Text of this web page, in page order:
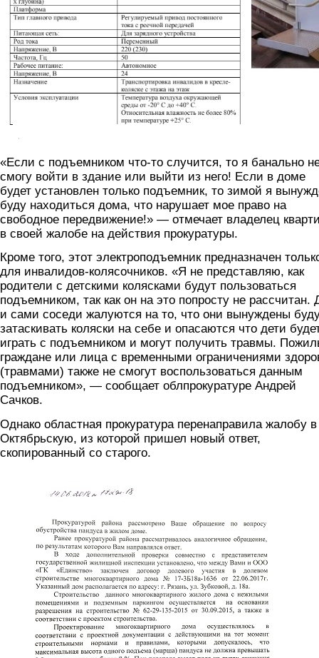
«Если с подъемником что-то случится, то я банально
смогу войти в здание или выйти из него! Если в доме
будет установлен только подъемник, то зимой я
буду находиться дома, что нарушает мое право на
свободное передвижение!» — отмечает владелец
в своей жалобе на действия прокуратуры.
Кроме того, этот электроподъемник предназначен
для инвалидов-колясочников. «Я не представляю, как
родители с детскими колясками будут пользоваться
подъемником, так как он на это попросту не рассчитан.
и сами соседи жалуются на то, что они вынуждены
затаскивать коляски на себе и опасаются что дети
играть с подъемником и могут получить травмы.
граждане или лица с временными ограничениями
(травмами) также не смогут воспользоваться данным
подъемником», — сообщает облпрокуратуре Андрей
Сачков.
Однако областная прокуратура перенаправила жалобу в
Октябрьскую, из которой пришел новый ответ,
скопированный со старого.